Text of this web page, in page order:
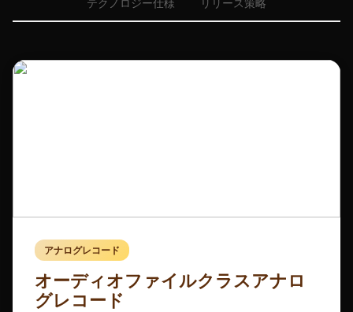
テクノロジー仕様 リリース策略
アナログレコード
オーディオファイルクラスアナロ
グレコード